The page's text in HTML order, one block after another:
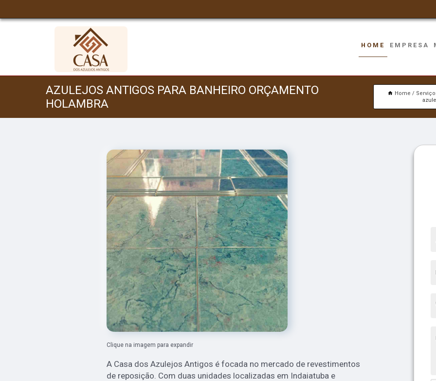
HOME EMPRESA
AZULEJOS ANTIGOS PARA BANHEIRO ORÇAMENTO
HOLAMBRA
Home
Clique na imagem para expandir
A Casa dos Azulejos Antigos é focada no mercado de revestimentos
de reposição. Com duas unidades localizadas em Indaiatuba e